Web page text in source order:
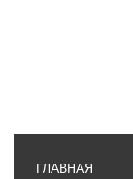
ГЛАВНАЯ